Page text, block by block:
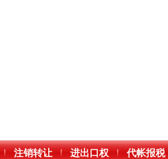
注销转让 进出口权 代帐报税